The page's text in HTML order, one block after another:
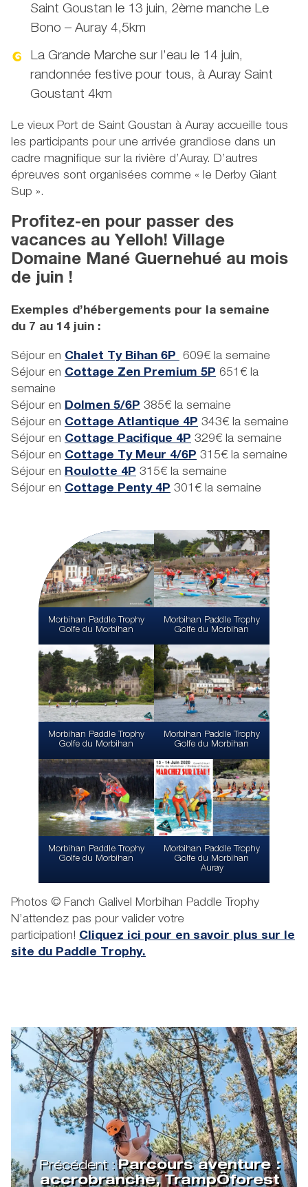
Saint Goustan le 13 juin, 2ème manche Le
Bono – Auray 4,5km
La Grande Marche sur l’eau le 14 juin,
randonnée festive pour tous, à Auray Saint
Goustant 4km
Le vieux Port de Saint Goustan à Auray accueille tous
les participants pour une arrivée grandiose dans un
cadre magnifique sur la rivière d’Auray. D’autres
épreuves sont organisées comme « le Derby Giant
Sup ».
Profitez-en pour passer des
vacances au Yelloh! Village
Domaine Mané Guernehué au mois
de juin !
Exemples d’hébergements pour la semaine
du 7 au 14 juin :
Séjour en Chalet Ty Bihan 6P
609€ la semaine
Séjour en Cottage Zen Premium 5P 651€ la
semaine
Séjour en Dolmen 5/6P 385€ la semaine
Séjour en Cottage Atlantique 4P 343€ la semaine
Séjour en Cottage Pacifique 4P 329€ la semaine
Séjour en Cottage Ty Meur 4/6P 315€ la semaine
Séjour en Roulotte 4P 315€ la semaine
Séjour en Cottage Penty 4P 301€ la semaine
Morbihan Paddle Trophy
Golfe du Morbihan
Morbihan Paddle Trophy
Golfe du Morbihan
Morbihan Paddle Trophy
Golfe du Morbihan
Morbihan Paddle Trophy
Golfe du Morbihan
Morbihan Paddle Trophy
Golfe du Morbihan
Morbihan Paddle Trophy
Golfe du Morbihan
Auray
Photos © Fanch Galivel Morbihan Paddle Trophy
N’attendez pas pour valider votre
participation! Cliquez ici pour en savoir plus sur le
site du Paddle Trophy.
Précédent :Parcours aventure :
accrobranche, TrampÔforest